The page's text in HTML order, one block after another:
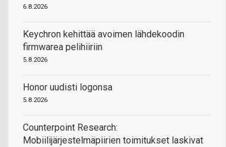
6.8.2026
Keychron kehittää avoimen lähdekoodin
firmwarea pelihiiriin
5.8.2026
Honor uudisti logonsa
5.8.2026
Counterpoint Research:
Mobiilijärjestelmäpiirien toimitukset laskivat